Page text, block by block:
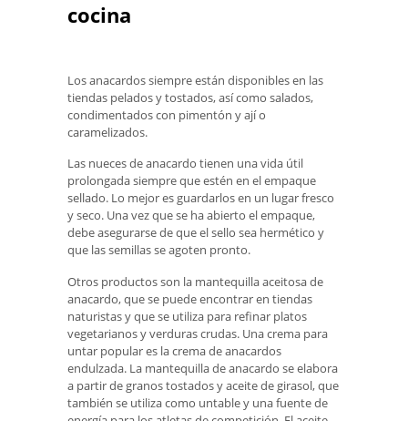
cocina
Los anacardos siempre están disponibles en las
tiendas pelados y tostados, así como salados,
condimentados con pimentón y ají o
caramelizados.
Las nueces de anacardo tienen una vida útil
prolongada siempre que estén en el empaque
sellado. Lo mejor es guardarlos en un lugar fresco
y seco. Una vez que se ha abierto el empaque,
debe asegurarse de que el sello sea hermético y
que las semillas se agoten pronto.
Otros productos son la mantequilla aceitosa de
anacardo, que se puede encontrar en tiendas
naturistas y que se utiliza para refinar platos
vegetarianos y verduras crudas. Una crema para
untar popular es la crema de anacardos
endulzada. La mantequilla de anacardo se elabora
a partir de granos tostados y aceite de girasol, que
también se utiliza como untable y una fuente de